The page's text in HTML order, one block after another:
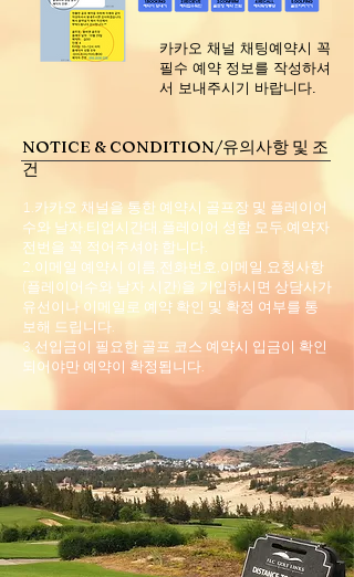
​카카오 채널 채팅예약시 꼭
필수 예약 정보를 작성하셔
서 보내주시기 바랍니다.
NOTICE & CONDITION/유의사항 및 조
건
1.카카오 채널을 통한 예약시 골프장 및 플레이어
수와 날자,티업시간대,플레이어 성함 모두,예약자
전번을 꼭 적어주셔야 합니다.
2.이메일 예약시 이름,전화번호,이메일,요청사항
(플레이어수와 날자 시간)을 기입하시면 상담사가
유선이나 이메일로 예약 확인 및 확정 여부를 통
보해 드립니다.
3.선입금이 필요한 골프 코스 예약시 입금이 확인
되어야만 예약이 확정됩니다.